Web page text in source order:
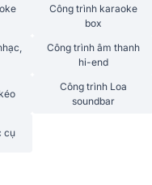
Công trình karaoke
box
Công trình âm thanh
hi-end
Công trình Loa
soundbar
cụ